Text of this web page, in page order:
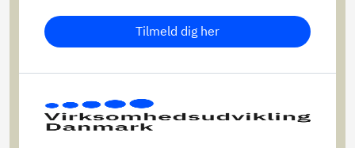
Tilmeld dig her